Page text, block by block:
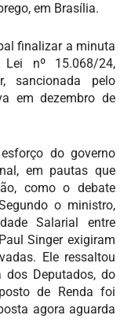
em Brasília.
finalizar a minuta
nº 15.068/24,
sancionada pelo
em dezembro de
do governo
em pautas que
como o debate
o ministro,
Salarial entre
Singer exigiram
Ele ressaltou
dos Deputados, do
de Renda foi
agora aguarda